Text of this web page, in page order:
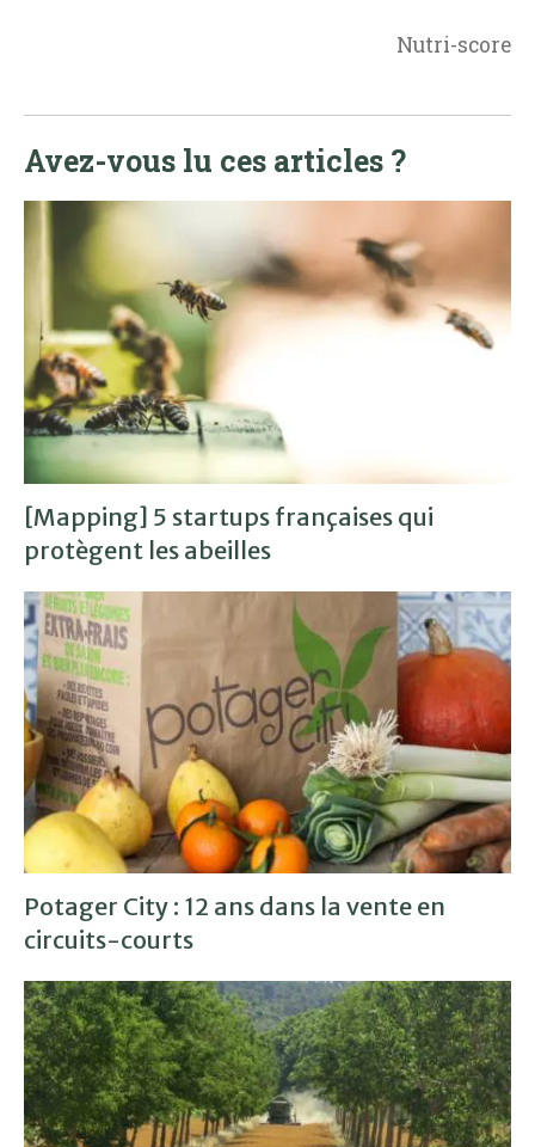
Nutri-score
Avez-vous lu ces articles ?
[Mapping] 5 startups françaises qui
protègent les abeilles
Potager City : 12 ans dans la vente en
circuits-courts